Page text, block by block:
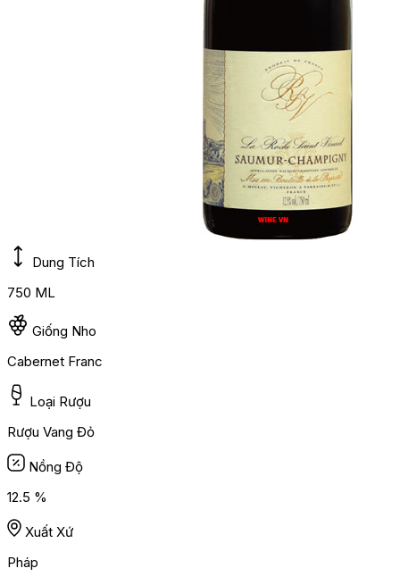
Dung Tích
750 ML
Giống Nho
Cabernet Franc
Loại Rượu
Rượu Vang Đỏ
Nồng Độ
12.5 %
Xuất Xứ
Pháp